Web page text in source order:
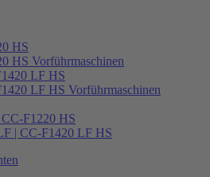
HS
HS Vorführmaschinen
LF HS
LF HS Vorführmaschinen
F1220 HS
| CC-F1420 LF HS